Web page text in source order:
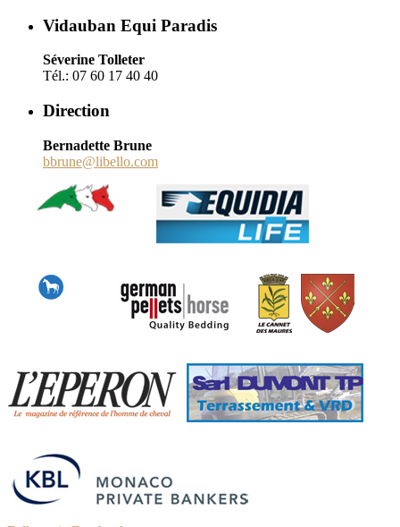
Vidauban Equi Paradis
Séverine Tolleter
Tél.: 07 60 17 40 40
Direction
Bernadette Brune
bbrune@libello.com